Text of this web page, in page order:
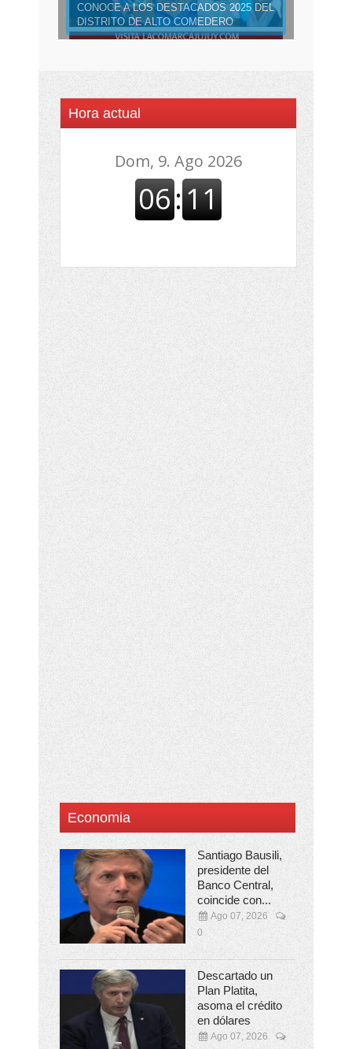
CONOCE A LOS DESTACADOS 2025 DEL
DISTRITO DE ALTO COMEDERO
Hora actual
Economia
Santiago Bausili,
presidente del
Banco Central,
coincide con...
Ago 07, 2026
0
Descartado un
Plan Platita,
asoma el crédito
en dólares
Ago 07, 2026